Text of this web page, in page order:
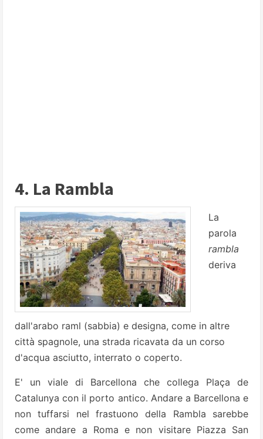
4. La Rambla
La
parola
rambla
deriva
dall'arabo raml (sabbia) e designa, come in altre
città spagnole, una strada ricavata da un corso
d'acqua asciutto, interrato o coperto.
E' un viale di Barcellona che collega Plaça de
Catalunya con il porto antico. Andare a Barcellona e
non tuffarsi nel frastuono della Rambla sarebbe
come andare a Roma e non visitare Piazza San